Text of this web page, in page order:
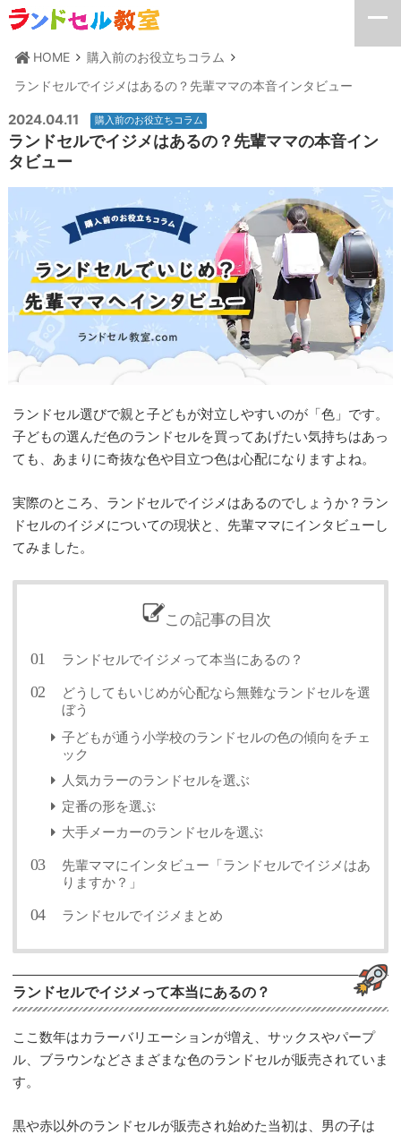
HOME
購入前のお役立ちコラム
ランドセルでイジメはあるの？先輩ママの本音インタビュー
2024.04.11 購入前のお役立ちコラム
ランドセルでイジメはあるの？先輩ママの本音イン
タビュー
ランドセル選びで親と子どもが対立しやすいのが「色」です。
子どもの選んだ色のランドセルを買ってあげたい気持ちはあっ
ても、あまりに奇抜な色や目立つ色は心配になりますよね。
実際のところ、ランドセルでイジメはあるのでしょうか？ラン
ドセルのイジメについての現状と、先輩ママにインタビューし
てみました。
この記事の目次
ランドセルでイジメって本当にあるの？
どうしてもいじめが心配なら無難なランドセルを選
ぼう
子どもが通う小学校のランドセルの色の傾向をチェ
ック
人気カラーのランドセルを選ぶ
定番の形を選ぶ
大手メーカーのランドセルを選ぶ
先輩ママにインタビュー「ランドセルでイジメはあ
りますか？」
ランドセルでイジメまとめ
ランドセルでイジメって本当にあるの？
ここ数年はカラーバリエーションが増え、サックスやパープ
ル、ブラウンなどさまざまな色のランドセルが販売されていま
す。
黒や赤以外のランドセルが販売され始めた当初は、男の子は